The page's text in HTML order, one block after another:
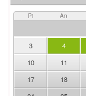
Pi An
3
4
10
11
17
18